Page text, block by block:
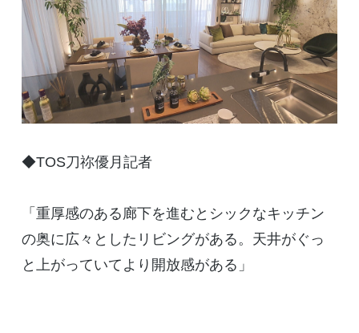
◆TOS刀祢優月記者
「重厚感のある廊下を進むとシックなキッチン
の奥に広々としたリビングがある。天井がぐっ
と上がっていてより開放感がある」